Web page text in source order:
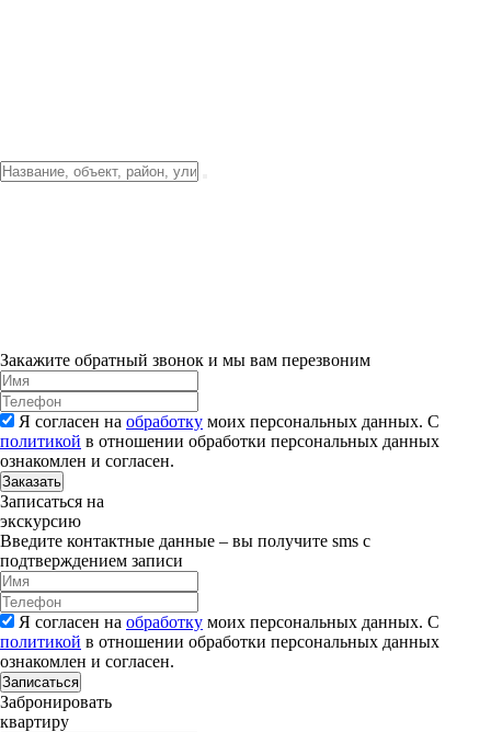
Закажите обратный звонок и мы вам перезвоним
Я согласен на обработку моих персональных данных. С
политикой в отношении обработки персональных данных
ознакомлен и согласен.
Заказать
Записаться на
экскурсию
Введите контактные данные – вы получите sms с
подтверждением записи
Я согласен на обработку моих персональных данных. С
политикой в отношении обработки персональных данных
ознакомлен и согласен.
Записаться
Забронировать
квартиру